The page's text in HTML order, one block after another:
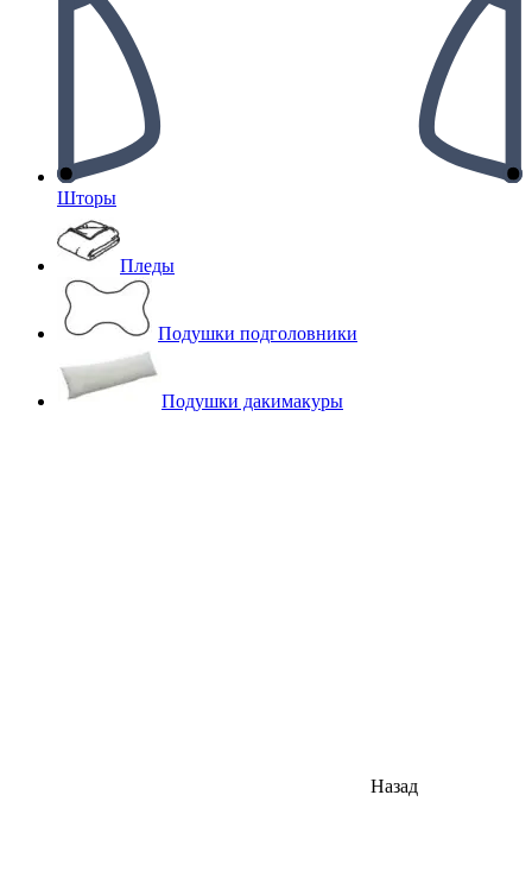
Шторы
Пледы
Подушки подголовники
Подушки дакимакуры
Назад